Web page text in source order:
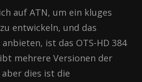
auf ATN, um ein kluges
entwickeln, und das
ist das OTS-HD 384
mehrere Versionen der
aber dies ist die